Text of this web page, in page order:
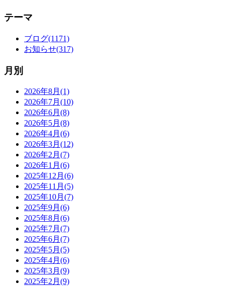
テーマ
ブログ(1171)
お知らせ(317)
月別
2026年8月(1)
2026年7月(10)
2026年6月(8)
2026年5月(8)
2026年4月(6)
2026年3月(12)
2026年2月(7)
2026年1月(6)
2025年12月(6)
2025年11月(5)
2025年10月(7)
2025年9月(6)
2025年8月(6)
2025年7月(7)
2025年6月(7)
2025年5月(5)
2025年4月(6)
2025年3月(9)
2025年2月(9)